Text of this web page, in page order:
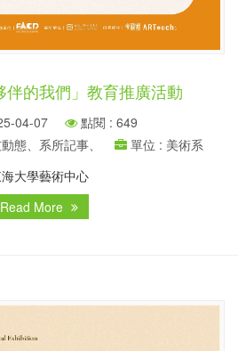
伴的我們」教育推廣活動
04-07
點閱 : 649
態、系所記事、
單位 : 美術系
大學藝術中心
Read More